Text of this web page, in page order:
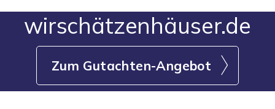
wirschätzenhäuser.de
Zum Gutachten-Angebot